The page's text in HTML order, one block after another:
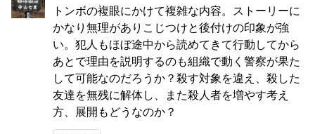
トンボの複眼にかけて複雑な内容。ストーリーに
かなり無理がありこじつけと後付けの印象が強
い。犯人もほぼ途中から読めてきて行動してから
あとで理由を説明するのも組織で動く警察が果た
して可能なのだろうか？殺す対象を違え、殺した
友達を無残に解体し、また殺人者を増やす考え
方、展開もどうなのか？